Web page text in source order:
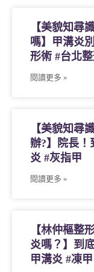
【美貌知尋
嗎】甲溝炎
形術 #台北
閱讀更多 »
【美貌知尋
辦?】院長！
炎 #灰指甲
閱讀更多 »
【林仲樞整
炎嗎？】到
甲溝炎 #凍甲